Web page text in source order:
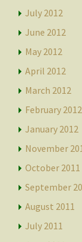
July 2012
June 2012
May 2012
April 2012
March 2012
February 2012
January 2012
November
October 2011
September
August 2011
July 2011